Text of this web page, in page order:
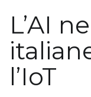
L’AI
l’IoT